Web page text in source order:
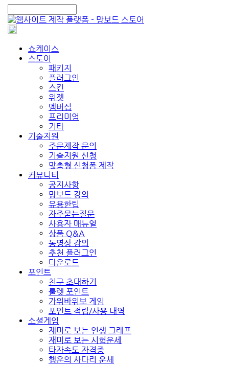
쇼케이스
스토어
패키지
플러그인
스킨
위젯
멤버십
프리미엄
기타
기술지원
주문제작 문의
기술지원 신청
맞춤형 신청폼 제작
커뮤니티
공지사항
망보드 강의
유용한팁
자주묻는질문
사용자 매뉴얼
상품 Q&A
동영상 강의
추천 플러그인
다운로드
포인트
친구 초대하기
룰렛 포인트
가위바위보 게임
포인트 적립/사용 내역
소셜게임
재미로 보는 인생 그래프
재미로 보는 시험운세
타자속도 자격증
행운의 사다리 운세